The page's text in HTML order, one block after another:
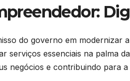
do governo em modernizar
essenciais na palma
negócios e contribuindo para